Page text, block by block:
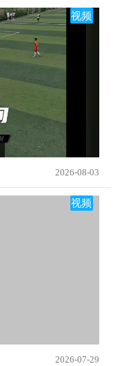
视频
2026-08-03
视频
2026-07-29